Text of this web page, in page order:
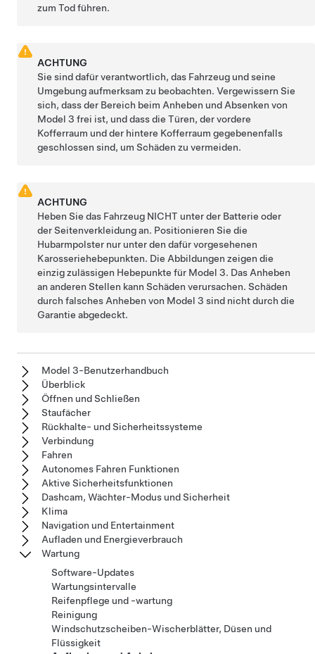
zum Tod führen.
ACHTUNG
Sie sind dafür verantwortlich, das Fahrzeug und seine
Umgebung aufmerksam zu beobachten. Vergewissern Sie
sich, dass der Bereich beim Anheben und Absenken von
Model 3 frei ist, und dass die Türen, der vordere
Kofferraum undder hintere Kofferraum gegebenenfalls
geschlossen sind, um Schäden zu vermeiden.
ACHTUNG
Heben Sie das Fahrzeug NICHT unter der Batterie oder
der Seitenverkleidung an. Positionieren Sie die
Hubarmpolster nur unter den dafür vorgesehenen
Karosseriehebepunkten. Die Abbildungen zeigen die
einzig zulässigen Hebepunkte für Model 3. Das Anheben
an anderen Stellen kann Schäden verursachen. Schäden
durch falsches Anheben von Model 3 sind nicht durch die
Garantie abgedeckt.
Model 3-Benutzerhandbuch
Überblick
Öffnen und Schließen
Staufächer
Rückhalte- und Sicherheitssysteme
Verbindung
Fahren
Autonomes Fahren Funktionen
Aktive Sicherheitsfunktionen
Dashcam, Wächter-Modus und Sicherheit
Klima
Navigation und Entertainment
Aufladen und Energieverbrauch
Wartung
Software-Updates
Wartungsintervalle
Reifenpflege und -wartung
Reinigung
Windschutzscheiben-Wischerblätter, Düsen und
Flüssigkeit